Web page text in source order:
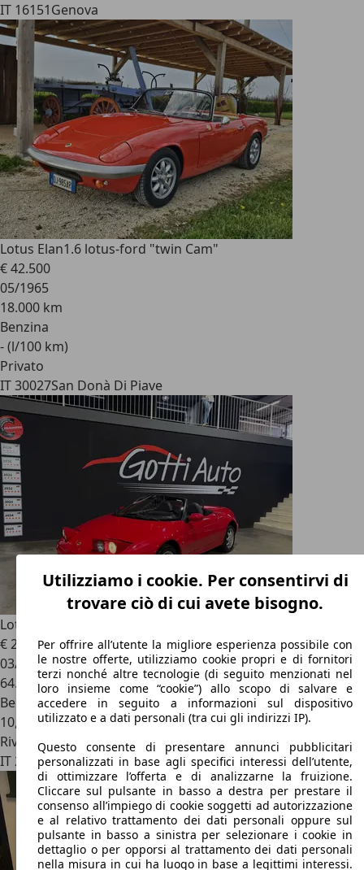
IT 16151Genova
Lotus Elan1.6 lotus-ford "twin Cam"
€ 42.500
05/1965
18.000 km
Benzina
- (l/100 km)
Privato
IT 30027San Donà Di Piave
Lotus Elan
€ 24.900
03/1991
64.000 km
Benzina
10,8 l/100 km (comb.)
Rivenditore
IT 24069San Paolo D'argon - Bergamo
Utilizziamo i cookie. Per consentirvi di
trovare ciò di cui avete bisogno.
Per offrire all’utente la migliore esperienza possibile con
le nostre offerte, utilizziamo cookie propri e di fornitori
terzi nonché altre tecnologie (di seguito menzionati nel
loro insieme come “cookie”) allo scopo di salvare e
accedere in seguito a informazioni sul dispositivo
utilizzato e a dati personali (tra cui gli indirizzi IP).
Questo consente di presentare annunci pubblicitari
personalizzati in base agli specifici interessi dell’utente,
di ottimizzare l’offerta e di analizzarne la fruizione.
Cliccare sul pulsante in basso a destra per prestare il
consenso all’impiego di cookie soggetti ad autorizzazione
e al relativo trattamento dei dati personali oppure sul
pulsante in basso a sinistra per selezionare i cookie in
dettaglio o per opporsi al trattamento dei dati personali
nella misura in cui ha luogo in base a legittimi interessi.